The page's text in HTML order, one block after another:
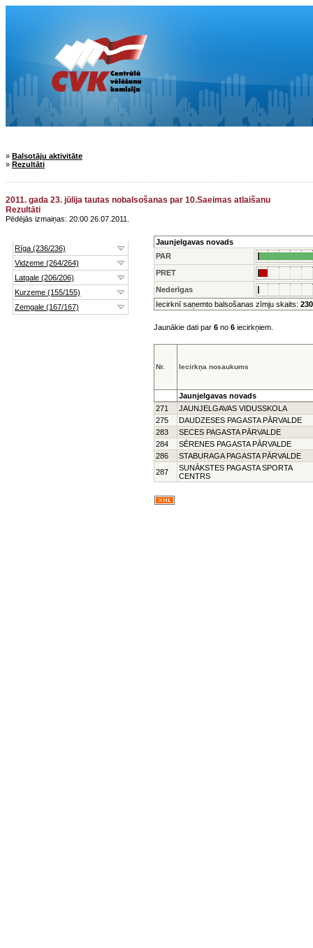
» Balsotāju aktivitāte
» Rezultāti
2011. gada 23. jūlija tautas nobalsošanas par 10.Saeimas atlaišanu
Rezultāti
Pēdējās izmaiņas: 20:00 26.07.2011.
Jaunjelgavas novads
PAR
PRET
Nederīgas
Iecirknī saņemto balsošanas zīmju skaits:
Jaunākie dati par 6 no 6 iecirkņiem.
Nr. Iecirkņa nosaukums
Jaunjelgavas novads
271
JAUNJELGAVAS VIDUSSKOLA
275
DAUDZESES PAGASTA PĀRVALDE
283
SECES PAGASTA PĀRVALDE
284
SĒRENES PAGASTA PĀRVALDE
286
STABURAGA PAGASTA PĀRVALDE
287
SUNĀKSTES PAGASTA SPORTA
CENTRS